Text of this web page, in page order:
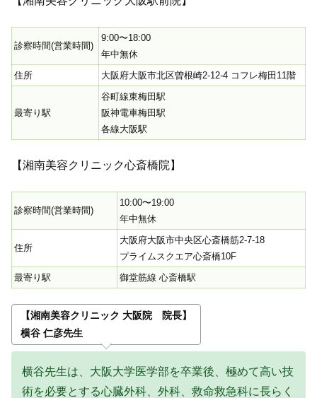
診察時間(営業時間)
9:00〜18:00
年中無休
住所
大阪府大阪市北区曽根崎2-12-4 コフレ梅田11階
最寄り駅
谷町線東梅田駅
阪神電車梅田駅
各線大阪駅
【湘南美容クリニック心斎橋院】
診察時間(営業時間)
10:00〜19:00
年中無休
住所
大阪府大阪市中央区心斎橋筋2-7-18
プライムスクエア心斎橋10F
最寄り駅
御堂筋線 心斎橋駅
【湘南美容クリニック 大阪院 院長】
横谷 仁彦先生
横谷先生は、大阪大学医学部を卒業後、極めて高い技
術を必要とする心臓外科、外科、救命救急科に長らく